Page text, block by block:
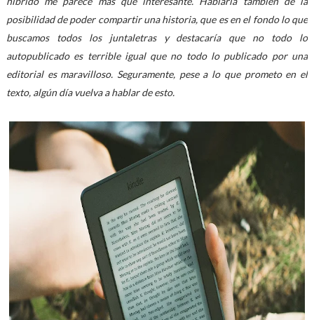
posibilidad de poder compartir una historia, que es en el fondo lo que
buscamos todos los juntaletras y destacaría que no todo lo
autopublicado es terrible igual que no todo lo publicado por una
editorial es maravilloso. Seguramente, pese a lo que prometo en el
texto, algún día vuelva a hablar de esto.